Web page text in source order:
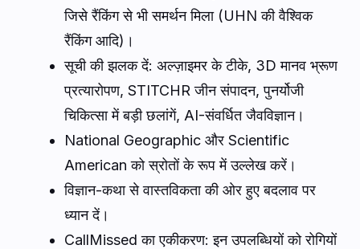
जिसे रैंकिंग से भी समर्थन मिला (UHN की वैश्विक
रैंकिंग आदि)।
सूची की झलक दें: अल्ज़ाइमर के टीके, 3D मानव भ्रूण
प्रत्यारोपण, STITCHR जीन संपादन, पुनर्योजी
चिकित्सा में बड़ी छलांगें, AI-संवर्धित जैवविज्ञान।
National Geographic और Scientific
American को स्रोतों के रूप में उल्लेख करें।
विज्ञान-कथा से वास्तविकता की ओर हुए बदलाव पर
ध्यान दें।
CallMissed का एकीकरण: इन उपलब्धियों को रोगियों